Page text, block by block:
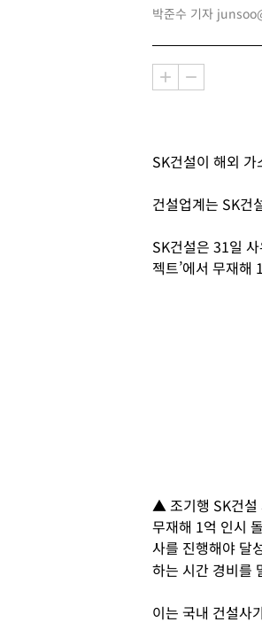
박준수 기자
SK건설이 해외
건설업계는 SK건
SK건설은 31일
젝트’에서 무재
▲ 조기행 SK건설
무재해 1억 인시
사를 진행해야 달
하는 시간 경비를
이는 국내 건설사